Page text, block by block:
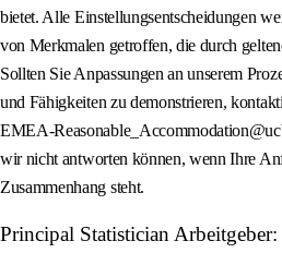
bietet. Alle Einstellungsentscheidungen
von Merkmalen getroffen, die durch
Sollten Sie Anpassungen an unserem
und Fähigkeiten zu demonstrieren,
EMEA-
wir nicht antworten können, wenn Ihre
Zusammenhang steht.
Principal Statistician